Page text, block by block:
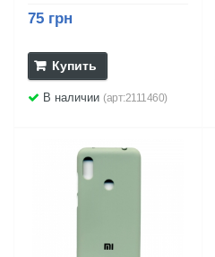
75 грн
Купить
В наличии (арт:2111460)